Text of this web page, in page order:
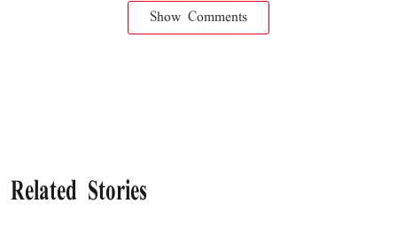
Show Comments
Related Stories